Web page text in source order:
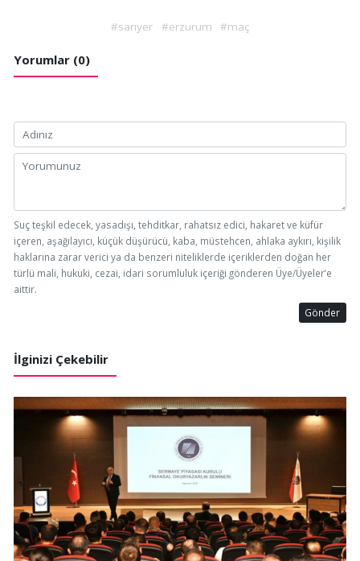
#sarıyer #erzurum #maç
Yorumlar (0)
Suç teşkil edecek, yasadışı, tehditkar, rahatsız edici, hakaret ve küfür
içeren, aşağılayıcı, küçük düşürücü, kaba, müstehcen, ahlaka aykırı, kişilik
haklarına zarar verici ya da benzeri niteliklerde içeriklerden doğan her
türlü mali, hukuki, cezai, idari sorumluluk içeriği gönderen Üye/Üyeler’e
aittir.
Gönder
İlginizi Çekebilir